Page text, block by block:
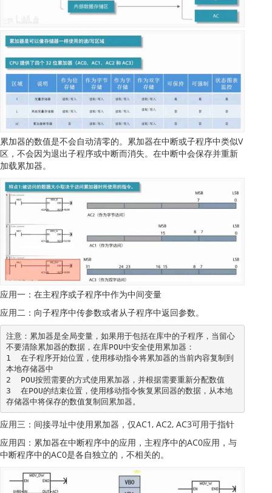
累加器的数值是不会自动清零的。累加器在中断或子程序中类似V
区，不会因为退出子程序或中断而消失。在中断中会保存并重新
加载累加器。
应用一：在主程序或子程序中作为中间变量
应用二：向子程序中传参数或者从子程序中返回参数。
注意：累加器是全局变量，如果用于包括在库中的子程序，当留心
不要清除累加器的数据，在库POU中安全使用累加器：
1  在子程序开始位置，使用移动指令将累加器的当前内容复制到
本地存储器中
2  POU按照需要的方式使用累加器，并根据需要重新分配数值
3  在POU的结束位置，使用移动指令恢复累回器的数据，从本地
存储器中将保存的数值复制回累加器。
应用三：间接寻址中使用累加器，仅AC1, AC2, AC3可用于指针
应用四：累加器在中断程序中的应用，主程序中的AC0应用，与
中断程序中的AC0是各自独立的，不相关的。